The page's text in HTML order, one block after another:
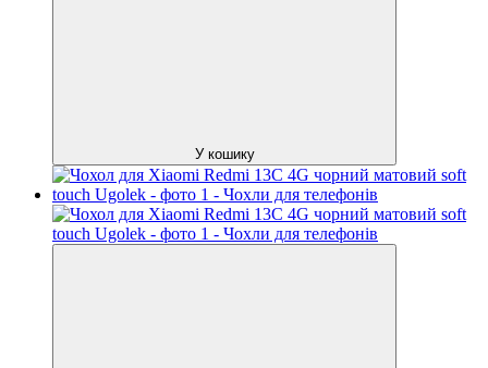
У кошику